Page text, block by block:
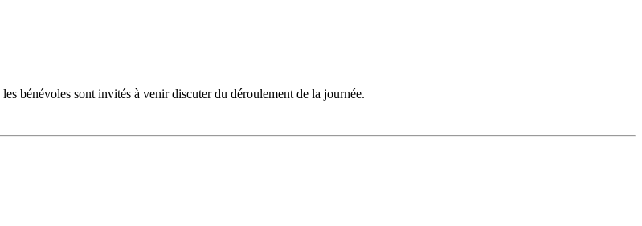
bénévoles sont invités à venir discuter du déroulement de la journée.